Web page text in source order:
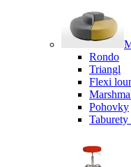
Rondo
Triangl
Flexi
Pohovky
Taburety